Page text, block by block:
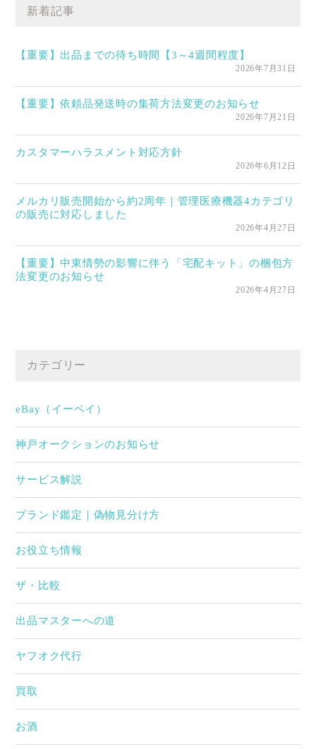
新着記事
【重要】出品までの待ち時間【3～4週間程度】
2026年7月31日
【重要】依頼品発送時の集荷方法変更のお知らせ
2026年7月21日
カスタマーハラスメント対応方針
2026年6月12日
メルカリ販売開始から約2周年｜管理医療機器4カテゴリ
の販売に対応しました
2026年4月27日
【重要】中東情勢の影響に伴う「宅配キット」の梱包方
法変更のお知らせ
2026年4月27日
カテゴリー
eBay（イーベイ）
神戸オークションのお知らせ
サービス解説
ブランド鑑定｜偽物見分け方
お役立ち情報
ザ・比較
出品マスターへの道
ヤフオク代行
買取
お酒